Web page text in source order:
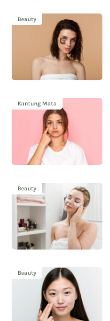
Beauty
Kantung Mata
Beauty
Beauty